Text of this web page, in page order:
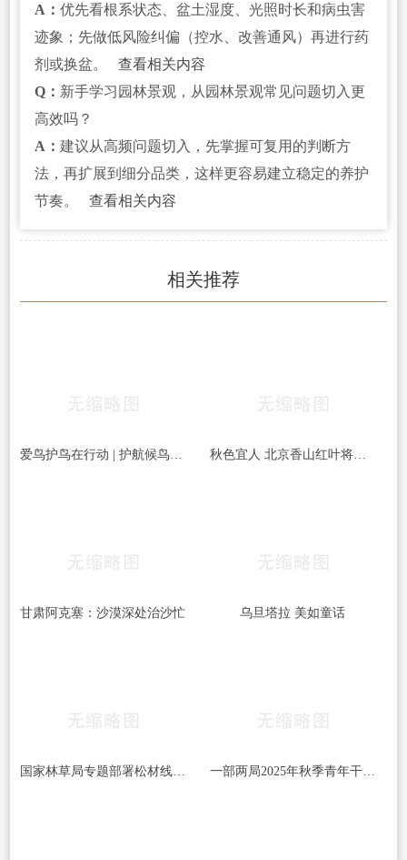
A： 优先看根系状态、盆土湿度、光照时长和病虫害
迹象；先做低风险纠偏（控水、改善通风）再进行药
剂或换盆。
查看相关内容
Q： 新手学习园林景观，从园林景观常见问题切入更
高效吗？
A： 建议从高频问题切入，先掌握可复用的判断方
法，再扩展到细分品类，这样更容易建立稳定的养护
节奏。
查看相关内容
相关推荐
爱鸟护鸟在行动 | 护航候鸟迁徙，守护鸟类家园！哈尔滨青少年在行动…… 秋色宜人 北京香山红叶将迎最佳观赏期
甘肃阿克塞：沙漠深处治沙忙 乌旦塔拉 美如童话
国家林草局专题部署松材线虫病等疫情防控工作 一部两局2025年秋季青年干部培训班和处级干部进修班开班